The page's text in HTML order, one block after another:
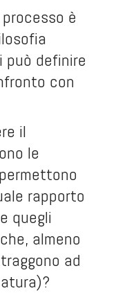
è
può definire
con
il
le
rapporto
quegli
almeno
ad